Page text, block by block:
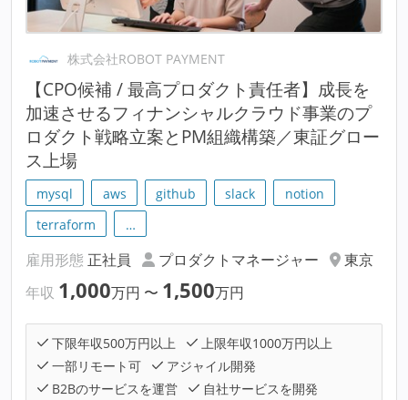
株式会社ROBOT PAYMENT
【CPO候補 / 最高プロダクト責任者】成長を
加速させるフィナンシャルクラウド事業のプ
ロダクト戦略立案とPM組織構築／東証グロー
ス上場
mysql aws github slack
notion
terraform
…
雇用形態 正社員 プロダクトマネージャー
東京
年収 1,000万円 〜 1,500万円
下限年収500万円以上
上限年収1000万円以上
一部リモート可
アジャイル開発
B2Bのサービスを運営
自社サービスを開発